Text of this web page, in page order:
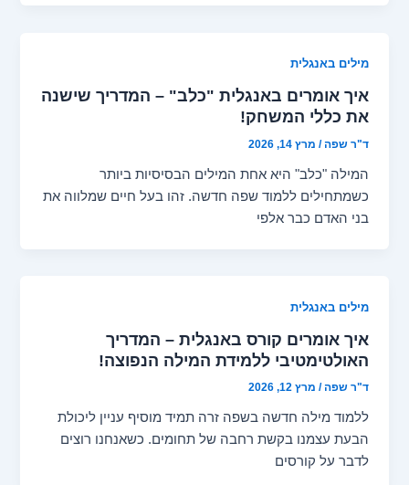
מילים באנגלית
איך אומרים באנגלית "כלב" – המדריך שישנה
את כללי המשחק!
ד"ר שפה/ מרץ 14, 2026
המילה "כלב" היא אחת המילים הבסיסיות ביותר
כשמתחילים ללמוד שפה חדשה. זהו בעל חיים שמלווה את
בני האדם כבר אלפי
מילים באנגלית
איך אומרים קורס באנגלית – המדריך
האולטימטיבי ללמידת המילה הנפוצה!
ד"ר שפה/ מרץ 12, 2026
ללמוד מילה חדשה בשפה זרה תמיד מוסיף עניין ליכולת
הבעת עצמנו בקשת רחבה של תחומים. כשאנחנו רוצים
לדבר על קורסים